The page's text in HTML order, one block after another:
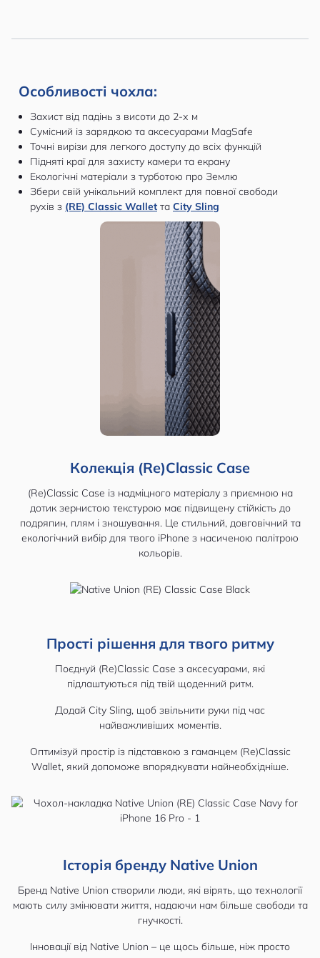
Особливості чохла:
Захист від падінь з висоти до 2-х м
Сумісний із зарядкою та аксесуарами MagSafe
Точні вирізи для легкого доступу до всіх функцій
Підняті краї для захисту камери та екрану
Екологічні матеріали з турботою про Землю
Збери свій унікальний комплект для повної свободи
рухів з (RE) Classic Wallet та City Sling
Колекція (Re)Classic Case
(Re)Classic Case із надміцного матеріалу з приємною на
дотик зернистою текстурою має підвищену стійкість до
подряпин, плям і зношування. Це стильний, довговічний та
екологічний вибір для твого iPhone з насиченою палітрою
кольорів.
Прості рішення для твого ритму
Поєднуй (Re)Classic Case з аксесуарами, які
підлаштуються під твій щоденний ритм.
Додай City Sling, щоб звільнити руки під час
найважливіших моментів.
Оптимізуй простір із підставкою з гаманцем (Re)Classic
Wallet, який допоможе впорядкувати найнеобхідніше.
Історія бренду Native Union
Бренд Native Union створили люди, які вірять, що технології
мають силу змінювати життя, надаючи нам більше свободи та
гнучкості.
Інновації від Native Union – це щось більше, ніж просто